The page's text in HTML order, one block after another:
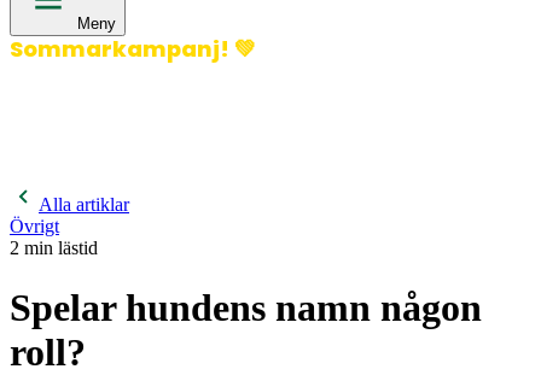
Meny
Sommarkampanj! 💚
Alla artiklar
Övrigt
2 min lästid
Spelar hundens namn någon
roll?